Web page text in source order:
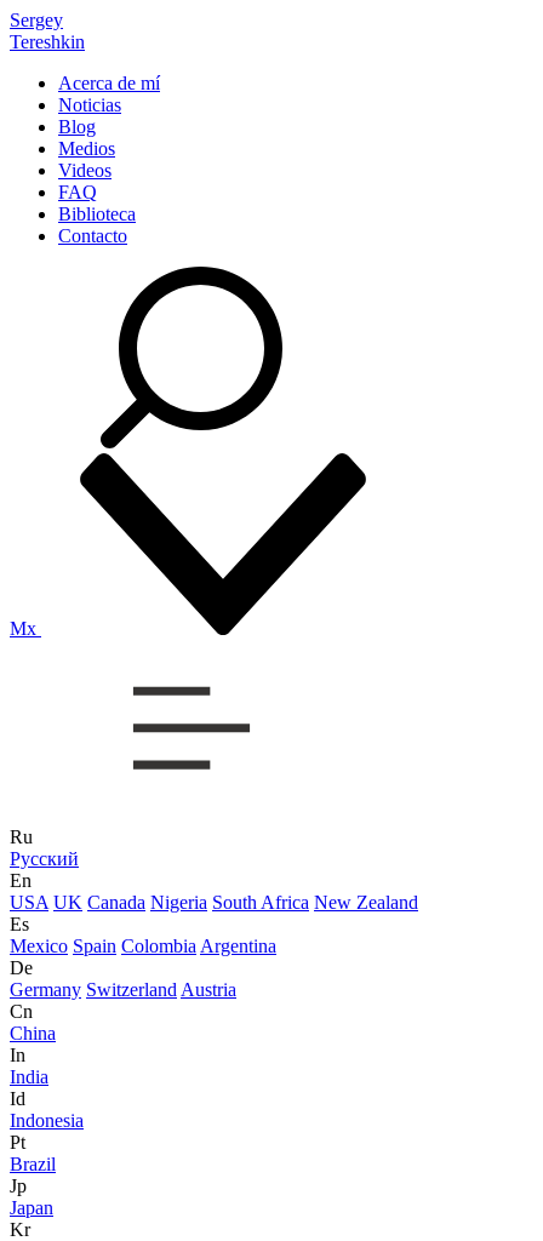
Sergey
Tereshkin
Acerca de mí
Noticias
Blog
Medios
Videos
FAQ
Biblioteca
Contacto
Mx
Ru
Русский
En
USA UK Canada Nigeria South Africa New Zealand
Es
Mexico Spain Colombia Argentina
De
Germany Switzerland Austria
Cn
China
In
India
Id
Indonesia
Pt
Brazil
Jp
Japan
Kr